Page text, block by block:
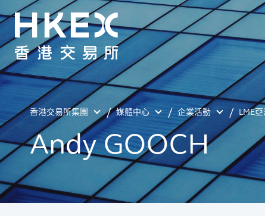
香港交易所集團 媒體中心 企業活動 LME
Andy GOOCH